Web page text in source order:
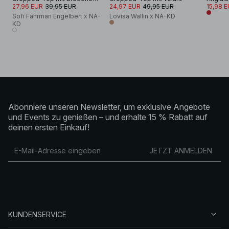
27,96 EUR 39,95 EUR
Sofi Fahrman Engelbert x NA-
KD
24,97 EUR 49,95 EUR
Lovisa Wallin x NA-KD
15,98
Abonniere unseren Newsletter, um exklusive Angebote
und Events zu genießen – und erhalte 15 % Rabatt auf
deinen ersten Einkauf!
JETZT ANMELDEN
KUNDENSERVICE